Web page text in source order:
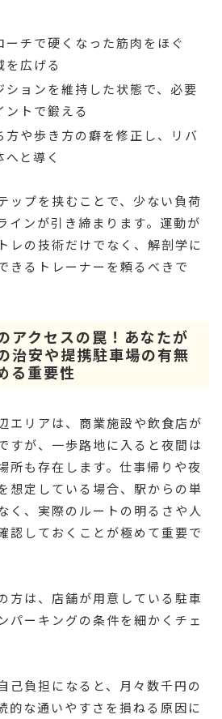
ーチで硬くなった筋肉をほぐ
を広げる
ションを維持した状態で、必要
ントで鍛える
方や歩き方の癖を修正し、リバ
と導く
ップを挟むことで、少ない負荷
インが引き締まります。運動が
レの技術だけでなく、解剖学に
きるトレーナーを頼るべきで
アクセスの罠！あなたが
治安や提携駐車場の有無
る重要性
エリアは、商業施設や飲食店が
すが、一歩路地に入ると夜間は
所も存在します。仕事帰りや夜
想定している場合、駅からの単
く、実際のルートの明るさや人
認しておくことが極めて重要で
方は、店舗が用意している駐車
パーキングの条件を細かくチェ
己負担になると、月々数千円の
的な通いやすさを損ねる原因に